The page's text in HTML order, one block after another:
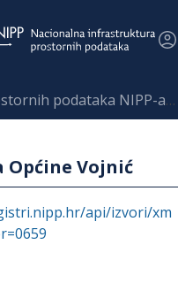
podataka NIPP-a
Vojnić
api/izvori/xm